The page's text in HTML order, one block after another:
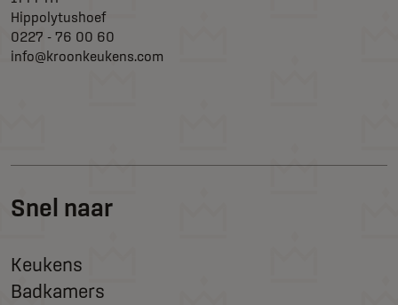
Snel naar
Keukens
Badkamers
Hippolytushoef
0227 - 76 00 60
info@kroonkeukens.com